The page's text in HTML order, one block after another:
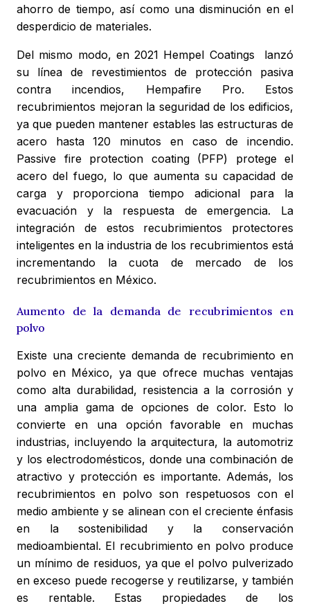
ahorro de tiempo, así como una disminución en el
desperdicio de materiales.
Del mismo modo, en 2021 Hempel Coatings lanzó
su línea de revestimientos de protección pasiva
contra incendios, Hempafire Pro. Estos
recubrimientos mejoran la seguridad de los edificios,
ya que pueden mantener estables las estructuras de
acero hasta 120 minutos en caso de incendio.
Passive fire protection coating (PFP) protege el
acero del fuego, lo que aumenta su capacidad de
carga y proporciona tiempo adicional para la
evacuación y la respuesta de emergencia. La
integración de estos recubrimientos protectores
inteligentes en la industria de los recubrimientos está
incrementando la cuota de mercado de los
recubrimientos en México.
Aumento de la demanda de recubrimientos en
polvo
Existe una creciente demanda de recubrimiento en
polvo en México, ya que ofrece muchas ventajas
como alta durabilidad, resistencia a la corrosión y
una amplia gama de opciones de color. Esto lo
convierte en una opción favorable en muchas
industrias, incluyendo la arquitectura, la automotriz
y los electrodomésticos, donde una combinación de
atractivo y protección es importante. Además, los
recubrimientos en polvo son respetuosos con el
medio ambiente y se alinean con el creciente énfasis
en la sostenibilidad y la conservación
medioambiental. El recubrimiento en polvo produce
un mínimo de residuos, ya que el polvo pulverizado
en exceso puede recogerse y reutilizarse, y también
es rentable. Estas propiedades de los